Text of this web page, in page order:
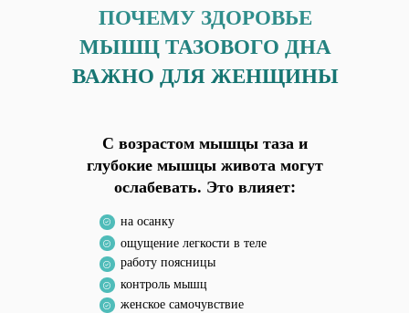
ПОЧЕМУ ЗДОРОВЬЕ
МЫШЦ ТАЗОВОГО ДНА
ВАЖНО ДЛЯ ЖЕНЩИНЫ
С возрастом мышцы таза и
глубокие мышцы живота могут
ослабевать. Это влияет:
на осанку
ощущение легкости в теле
работу поясницы
контроль мышц
женское самочувствие